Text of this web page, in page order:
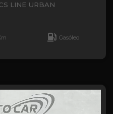
LINE URBAN
Gasóleo